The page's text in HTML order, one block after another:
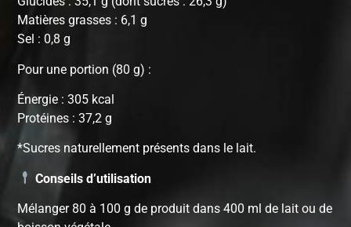
Matières grasses : 6,1 g
Sel : 0,8 g
Pour une portion (80 g) :
Énergie : 305 kcal
Protéines : 37,2 g
*Sucres naturellement présents dans le lait.
Conseils d’utilisation
Mélanger 80 à 100 g de produit dans 400 ml de lait ou de